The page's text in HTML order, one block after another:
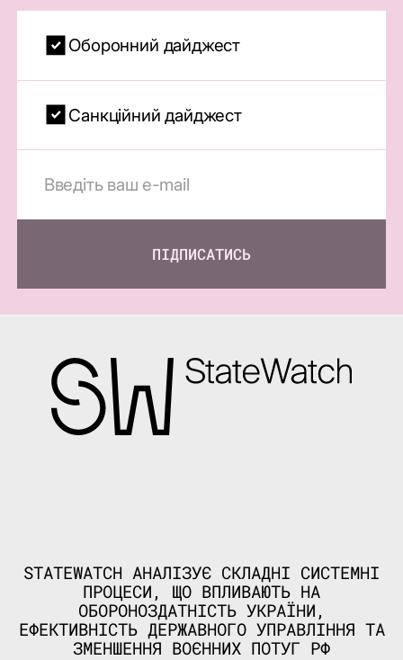
Оборонний дайджест
Санкційний дайджест
ПІДПИСАТИСЬ
STATEWATCH АНАЛІЗУЄ СКЛАДНІ СИСТЕМНІ
ПРОЦЕСИ, ЩО ВПЛИВАЮТЬ НА
ОБОРОНОЗДАТНІСТЬ УКРАЇНИ,
ЕФЕКТИВНІСТЬ ДЕРЖАВНОГО УПРАВЛІННЯ ТА
ЗМЕНШЕННЯ ВОЄННИХ ПОТУГ РФ